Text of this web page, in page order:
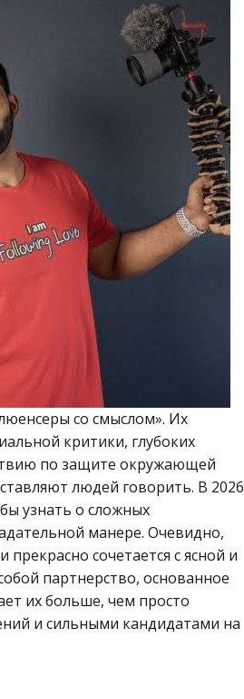
со смыслом». Их
критики, глубоких
по защите окружающей
людей говорить. В 2026
узнать о сложных
манере. Очевидно,
сочетается с ясной и
партнерство, основанное
их больше, чем просто
и сильными кандидатами на